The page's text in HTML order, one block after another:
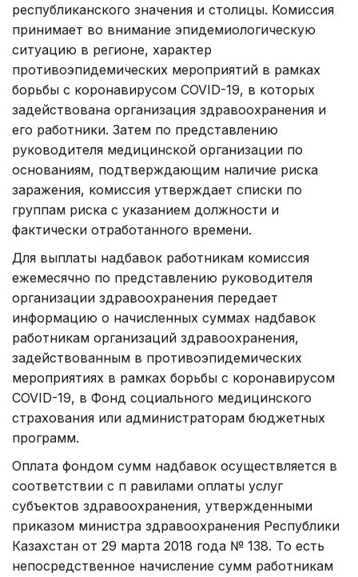
республиканского значения и столицы. Комиссия
принимает во внимание эпидемиологическую
ситуацию в регионе, характер
противоэпидемических мероприятий в рамках
борьбы с коронавирусом COVID-19, в которых
задействована организация здравоохранения и
его работники. Затем по представлению
руководителя медицинской организации по
основаниям, подтверждающим наличие риска
заражения, комиссия утверждает списки по
группам риска с указанием должности и
фактически отработанного времени.
Для выплаты надбавок работникам комиссия
ежемесячно по представлению руководителя
организации здравоохранения передает
информацию о начисленных суммах надбавок
работникам организаций здравоохранения,
задействованным в противоэпидемических
мероприятиях в рамках борьбы с коронавирусом
COVID-19, в Фонд социального медицинского
страхования или администраторам бюджетных
программ.
Оплата фондом сумм надбавок осуществляется в
соответствии с п равилами оплаты услуг
субъектов здравоохранения, утвержденными
приказом министра здравоохранения Республики
Казахстан от 29 марта 2018 года № 138. То есть
непосредственное начисление сумм работникам